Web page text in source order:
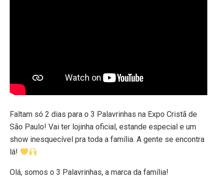
Faltam só 2 dias para o 3 Palavrinhas na Expo Cristã de
São Paulo! Vai ter lojinha oficial, estande especial e um
show inesquecível pra toda a família. A gente se encontra
lá!
Olá, somos o 3 Palavrinhas, a marca da família!